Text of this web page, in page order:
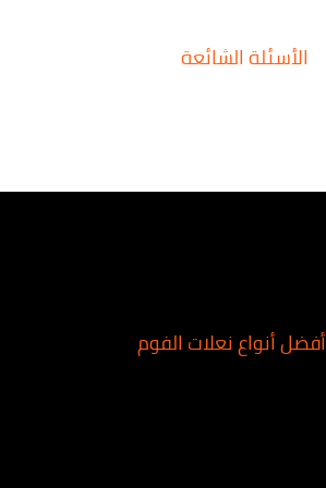
الأسئلة الشائعة
أفضل أنواع نعلات الفوم